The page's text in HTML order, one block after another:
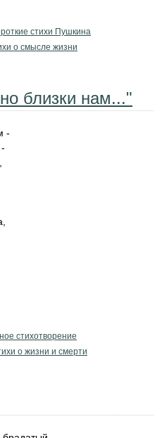
стихи Пушкина
о смысле жизни
близки нам..."
-
стихотворение
о жизни и смерти